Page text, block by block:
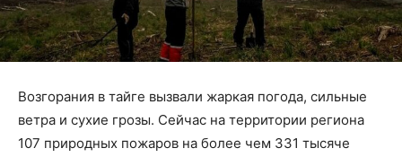
Возгорания в тайге вызвали жаркая погода, сильные
ветра и сухие грозы. Сейчас на территории региона
107 природных пожаров на более чем 331 тысяче